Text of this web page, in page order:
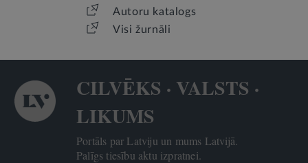
Autoru katalogs
Visi žurnāli
CILVĒKS · VALSTS ·
LIKUMS
Portāls par Latviju un mums Latvijā.
Palīgs tiesību aktu izpratnei.